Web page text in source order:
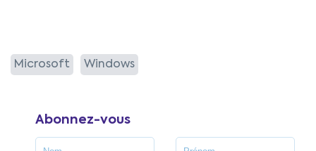
Microsoft Windows
Abonnez-vous